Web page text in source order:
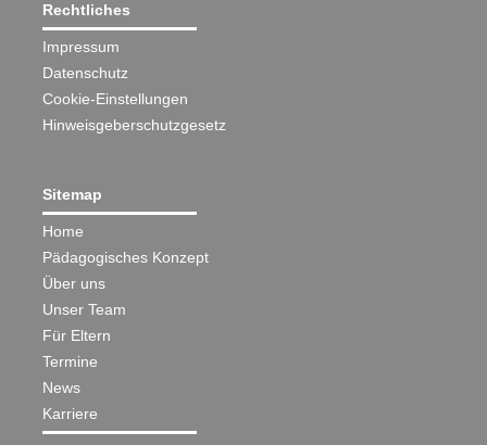
Rechtliches
Impressum
Datenschutz
Cookie-Einstellungen
Hinweisgeberschutzgesetz
Sitemap
Home
Pädagogisches Konzept
Über uns
Unser Team
Für Eltern
Termine
News
Karriere